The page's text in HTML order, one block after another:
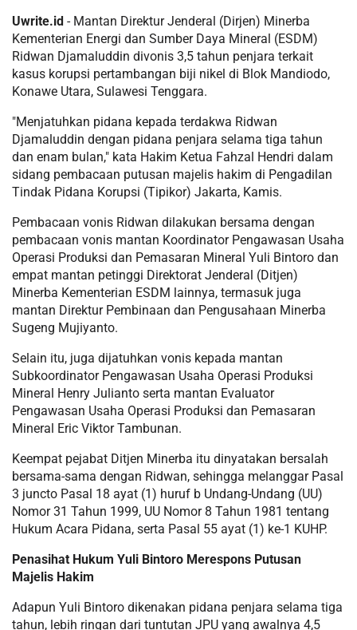
Uwrite.id - Mantan Direktur Jenderal (Dirjen) Minerba
Kementerian Energi dan Sumber Daya Mineral (ESDM)
Ridwan Djamaluddin divonis 3,5 tahun penjara terkait
kasus korupsi pertambangan biji nikel di Blok Mandiodo,
Konawe Utara, Sulawesi Tenggara.
"Menjatuhkan pidana kepada terdakwa Ridwan
Djamaluddin dengan pidana penjara selama tiga tahun
dan enam bulan," kata Hakim Ketua Fahzal Hendri dalam
sidang pembacaan putusan majelis hakim di Pengadilan
Tindak Pidana Korupsi (Tipikor) Jakarta, Kamis.
Pembacaan vonis Ridwan dilakukan bersama dengan
pembacaan vonis mantan Koordinator Pengawasan Usaha
Operasi Produksi dan Pemasaran Mineral Yuli Bintoro dan
empat mantan petinggi Direktorat Jenderal (Ditjen)
Minerba Kementerian ESDM lainnya, termasuk juga
mantan Direktur Pembinaan dan Pengusahaan Minerba
Sugeng Mujiyanto.
Selain itu, juga dijatuhkan vonis kepada mantan
Subkoordinator Pengawasan Usaha Operasi Produksi
Mineral Henry Julianto serta mantan Evaluator
Pengawasan Usaha Operasi Produksi dan Pemasaran
Mineral Eric Viktor Tambunan.
Keempat pejabat Ditjen Minerba itu dinyatakan bersalah
bersama-sama dengan Ridwan, sehingga melanggar Pasal
3 juncto Pasal 18 ayat (1) huruf b Undang-Undang (UU)
Nomor 31 Tahun 1999, UU Nomor 8 Tahun 1981 tentang
Hukum Acara Pidana, serta Pasal 55 ayat (1) ke-1 KUHP.
Penasihat Hukum Yuli Bintoro Merespons Putusan
Majelis Hakim
Adapun Yuli Bintoro dikenakan pidana penjara selama tiga
tahun, lebih ringan dari tuntutan JPU yang awalnya 4,5